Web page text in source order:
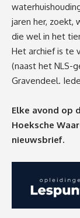
jaren her, zoekt,
die wel in het
Het archief is te
(naast het NLS-
Gravendeel.
Elke avond op
Hoeksche
nieuwsbrief.